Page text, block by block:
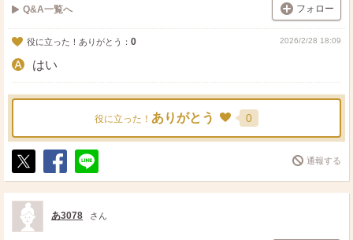
Q&A一覧へ フォロー
役に立った！ありがとう： 0 2026/2/28 18:09
はい
役に立った！ ありがとう 0
ポ
ス
ト
シ
ェ
送
る
通報する
あ3078 さん